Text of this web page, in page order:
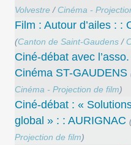
Volvestre / Cinéma -
Film : Autour d’ailes : :
(Canton de Saint-Gaudens /
Ciné-débat avec
Cinéma ST-GAUDENS
Cinéma - Projection de film)
Ciné-débat : «
global » : : AURIGNAC
Projection de film)